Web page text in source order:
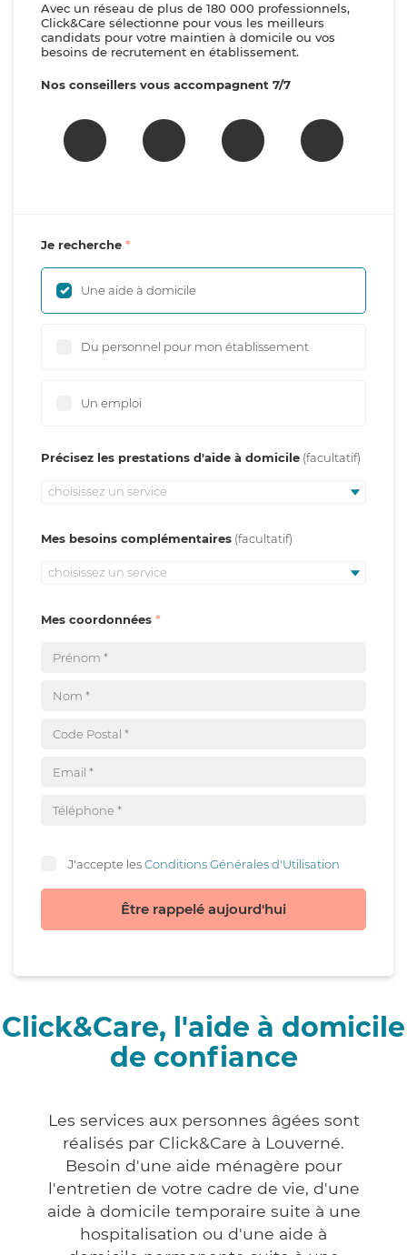
Avec un réseau de plus de 180 000 professionnels,
Click&Care sélectionne pour vous les meilleurs
candidats pour votre maintien à domicile ou vos
besoins de recrutement en établissement.
Nos conseillers vous accompagnent 7/7
Je recherche
Une aide à domicile
Du personnel pour mon établissement
Un emploi
Précisez les prestations d'aide à domicile
choisissez un service
Mes besoins complémentaires
choisissez un service
Mes coordonnées
J'accepte lesConditions Générales d'Utilisation
Être rappelé aujourd'hui
Click&Care, l'aide à domicile
de confiance
Les services aux personnes âgées sont
réalisés par Click&Care à Louverné.
Besoin d'une aide ménagère pour
l'entretien de votre cadre de vie, d'une
aide à domicile temporaire suite à une
hospitalisation ou d'une aide à